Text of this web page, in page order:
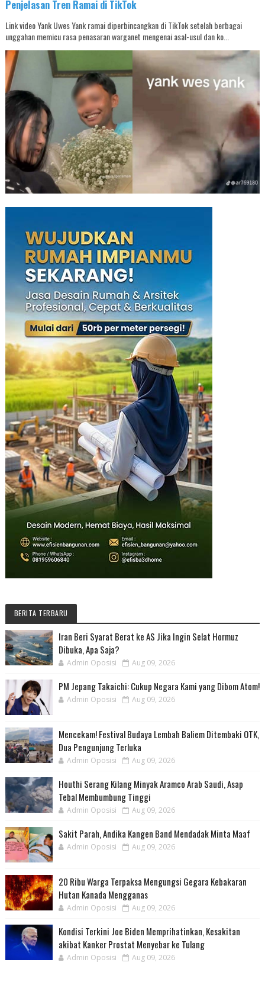
Penjelasan Tren Ramai di TikTok
Link video Yank Uwes Yank ramai diperbincangkan di TikTok setelah berbagai
unggahan memicu rasa penasaran warganet mengenai asal-usul dan ko...
BERITA TERBARU
Iran Beri Syarat Berat ke AS Jika Ingin Selat Hormuz
Dibuka, Apa Saja?
Admin Oposisi Aug 09, 2026
PM Jepang Takaichi: Cukup Negara Kami yang Dibom Atom!
Admin Oposisi Aug 09, 2026
Mencekam! Festival Budaya Lembah Baliem Ditembaki OTK,
Dua Pengunjung Terluka
Admin Oposisi Aug 09, 2026
Houthi Serang Kilang Minyak Aramco Arab Saudi, Asap
Tebal Membumbung Tinggi
Admin Oposisi Aug 09, 2026
Sakit Parah, Andika Kangen Band Mendadak Minta Maaf
Admin Oposisi Aug 09, 2026
20 Ribu Warga Terpaksa Mengungsi Gegara Kebakaran
Hutan Kanada Mengganas
Admin Oposisi Aug 09, 2026
Kondisi Terkini Joe Biden Memprihatinkan, Kesakitan
akibat Kanker Prostat Menyebar ke Tulang
Admin Oposisi Aug 09, 2026